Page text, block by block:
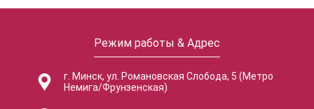
Режим работы & Адрес
г. Минск, ул. Романовская Слобода, 5 (Метро
Немига/Фрунзенская)